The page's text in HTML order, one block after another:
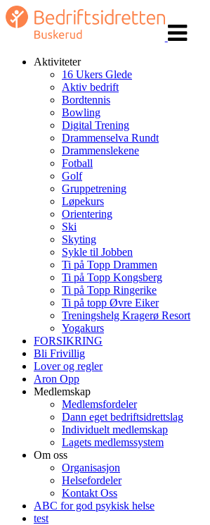
navigasjon
Aktiviteter
16 Ukers Glede
Aktiv bedrift
Bordtennis
Bowling
Digital Trening
Drammenselva Rundt
Drammenslekene
Fotball
Golf
Gruppetrening
Løpekurs
Orientering
Ski
Skyting
Sykle til Jobben
Ti på Topp Drammen
Ti på Topp Kongsberg
Ti på Topp Ringerike
Ti på topp Øvre Eiker
Treningshelg Kragerø Resort
Yogakurs
FORSIKRING
Bli Frivillig
Lover og regler
Aron Opp
Medlemskap
Medlemsfordeler
Dann eget bedriftsidrettslag
Individuelt medlemskap
Lagets medlemssystem
Om oss
Organisasjon
Helsefordeler
Kontakt Oss
ABC for god psykisk helse
test